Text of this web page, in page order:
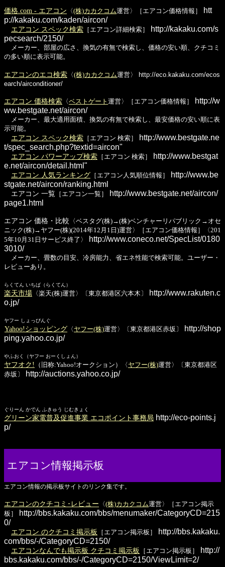
価格.com - エアコン 〈(株)カカクコム運営〉［エアコン価格情報］
htt
p://kakaku.com/kaden/aircon/
エアコン スペック検索 ［エアコン詳細検索］
http://kakaku.com/s
pecsearch/2150/
メーカー、部屋の広さ、換気の有無で検索し、価格の安い順、クチコミ
の多い順に表示可能。
エアコンのエコ検索 〈(株)カカクコム運営〉
http://eco.kakaku.com/ecos
earch/airconditioner/
エアコン 価格検索 〈ベストゲート 運営〉［エアコン価格情報］
http://w
ww.bestgate.net/aircon/
メーカー、最大適用面積、換気の有無で検索し、最安価格の安い順に表
示可能。
エアコン スペック検索 ［エアコン 検索］
http://www.bestgate.ne
t/spec_search.php?textid=aircon"
エアコン パワーアップ検索 ［エアコン 検索］
http://www.bestgat
e.net/aircon/detail.html"
エアコン 人気ランキング ［エアコン人気順位情報］
http://www.be
stgate.net/aircon/ranking.html
エアコン 一覧 ［エアコン一覧］
http://www.bestgate.net/aircon/
page1.html
エアコン 価格・比較 〈ベスタグ(株)→(株)ベンチャーリパブリック→オセ
ニック(株)→ヤフー(株)(2014年12月1日)運営〉［エアコン価格情報］〈201
5年10月31日サービス終了〉
http://www.coneco.net/SpecList/0180
3010/
メーカー、畳数の目安、冷房能力、省エネ性能で検索可能。ユーザー・
レビューあり。
らくてん いちば（らくてん）
楽天市場 〈楽天(株)運営〉〔東京都港区六本木〕
http://www.rakuten.c
o.jp/
ヤフー しょっぴんぐ
Yahoo!ショッピング 〈 ヤフー(株)運営〉〔東京都港区赤坂〕
http://shop
ping.yahoo.co.jp/
やふおく（ヤフー おーくしょん）
ヤフオク! （旧称:Yahoo!オークション）〈 ヤフー(株)運営〉〔東京都港区
赤坂〕
http://auctions.yahoo.co.jp/
ぐりーん かでん ふきゅう じむきょく
グリーン家電普及促進事業 エコポイント事務局 http://eco-points.j
p/
エアコン情報掲示板
エアコン情報の掲示板サイトのリンク集です。
エアコンのクチコミ･レビュー 〈(株)カカクコム運営〉［エアコン掲示
板］
http://bbs.kakaku.com/bbs/menumaker/CategoryCD=215
0/
エアコン のクチコミ掲示板 ［エアコン掲示板］
http://bbs.kakaku.
com/bbs/-/CategoryCD=2150/
エアコンなんでも掲示板 クチコミ掲示板 ［エアコン掲示板］
http://
bbs.kakaku.com/bbs/-/CategoryCD=2150/ViewLimit=2/